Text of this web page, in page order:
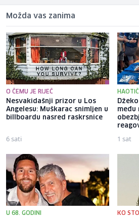
Možda vas zanima
O ČEMU JE RIJEČ
Nesvakidašnji prizor u Los
Angelesu: Muškarac snimljen u
billboardu nasred raskrsnice
6 sati
među
1 sat
U 68. GODINI KO